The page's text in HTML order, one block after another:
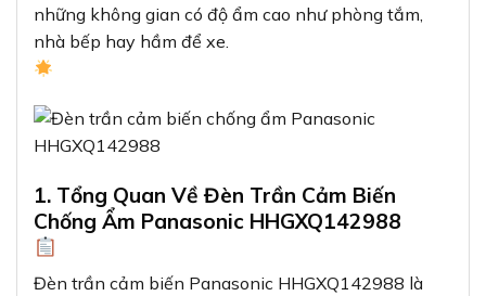
những không gian có độ ẩm cao như phòng tắm,
nhà bếp hay hầm để xe.
1. Tổng Quan Về Đèn Trần Cảm Biến
Chống Ẩm Panasonic HHGXQ142988
Đèn trần cảm biến Panasonic HHGXQ142988 là